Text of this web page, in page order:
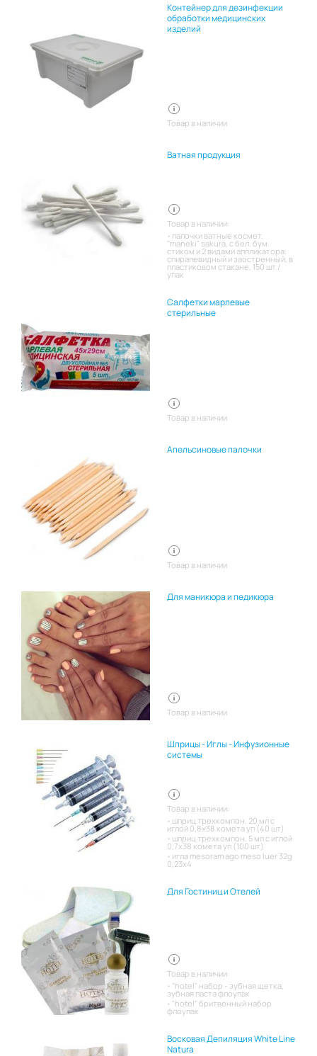
Контейнер для дезинфекции
обработки медицинских
изделий
Товар в наличии
Ватная продукция
Товар в наличии:
палочки ватные космет.
"maneki" sakura, с бел. бум.
стиком и 2 видами аппликатора:
спиралевидный и заостренный, в
пластиковом стакане, 150 шт./
упак
Салфетки марлевые
стерильные
Товар в наличии
Апельсиновые палочки
Товар в наличии
Для маникюра и педикюра
Товар в наличии
Шприцы - Иглы - Инфузионные
системы
Товар в наличии:
шприц трехкомпон. 20 мл с
иглой 0,8х38 комета уп (40 шт)
шприц трехкомпон. 5 мл с иглой
0,7х38 комета уп (100 шт)
игла mesoram ago meso luer 32g
0,23x4
Для Гостиниц и Отелей
Товар в наличии:
"hotel" набор - зубная щетка,
зубная паста флоупак
"hotel" бритвенный набор
флоупак
Восковая Депиляция White Line
Natura